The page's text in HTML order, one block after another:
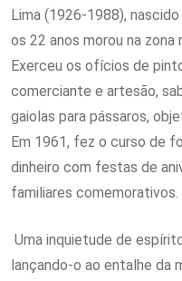
Lima (1926-1988),
os 22 anos morou na zona
Exerceu os ofícios de
comerciante e artesão,
gaiolas para pássaros,
Em 1961, fez o curso de
dinheiro com festas de
familiares comemorativos.
Uma inquietude de
lançando-o ao entalhe da